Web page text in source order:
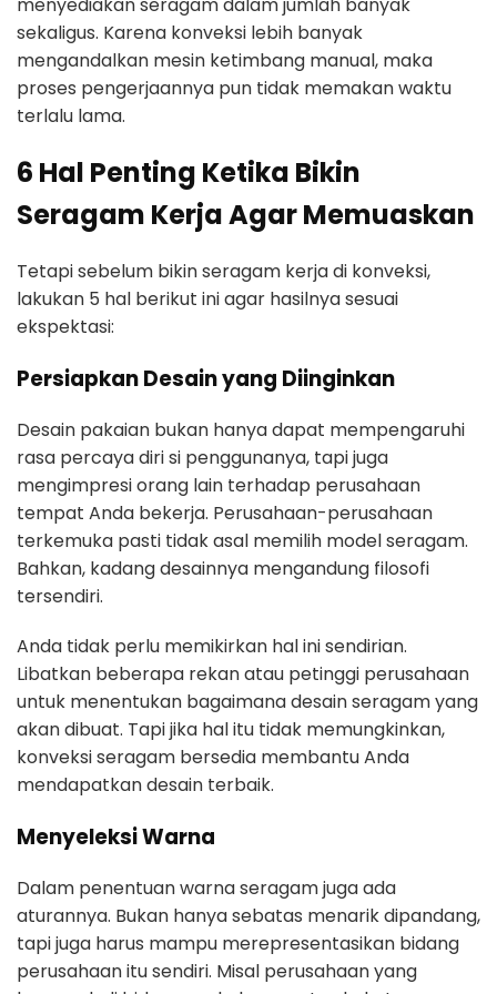
sekaligus. Karena konveksi lebih banyak
mengandalkan mesin ketimbang manual, maka
proses pengerjaannya pun tidak memakan waktu
terlalu lama.
6 Hal Penting Ketika Bikin
Seragam Kerja Agar Memuaskan
Tetapi sebelum bikin seragam kerja di konveksi,
lakukan 5 hal berikut ini agar hasilnya sesuai
ekspektasi:
Persiapkan Desain yang Diinginkan
Desain pakaian bukan hanya dapat mempengaruhi
rasa percaya diri si penggunanya, tapi juga
mengimpresi orang lain terhadap perusahaan
tempat Anda bekerja. Perusahaan-perusahaan
terkemuka pasti tidak asal memilih model seragam.
Bahkan, kadang desainnya mengandung filosofi
tersendiri.
Anda tidak perlu memikirkan hal ini sendirian.
Libatkan beberapa rekan atau petinggi perusahaan
untuk menentukan bagaimana desain seragam yang
akan dibuat. Tapi jika hal itu tidak memungkinkan,
konveksi seragam bersedia membantu Anda
mendapatkan desain terbaik.
Menyeleksi Warna
Dalam penentuan warna seragam juga ada
aturannya. Bukan hanya sebatas menarik dipandang,
tapi juga harus mampu merepresentasikan bidang
perusahaan itu sendiri. Misal perusahaan yang